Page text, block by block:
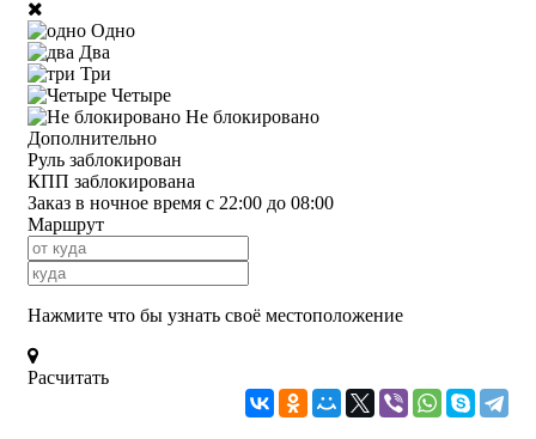
Одно
Два
Три
Четыре
Не блокировано
Дополнительно
Руль заблокирован
КПП заблокирована
Заказ в ночное время с 22:00 до 08:00
Маршрут
Нажмите что бы узнать своё местоположение
Расчитать